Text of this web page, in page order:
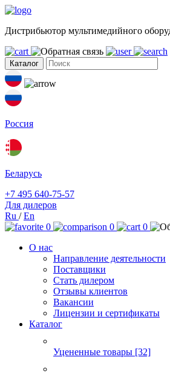
Дистрибьютор мультимедийного
Каталог
Россия
Беларусь
+7 495 640-75-57
Для дилеров
Ru /En
0
0
0
О нас
Направление деятельности
Поставщики
Стать дилером
Отзывы клиентов
Вакансии
Лицензии и сертификаты
Каталог
Уцененные товары [32]